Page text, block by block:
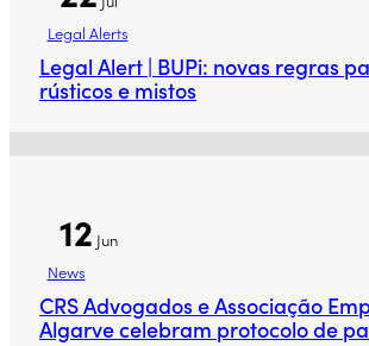
Legal Alerts
Legal Alert | BUPi: novas regras
rústicos e mistos
12 Jun
News
CRS Advogados e Associação
Algarve celebram protocolo de